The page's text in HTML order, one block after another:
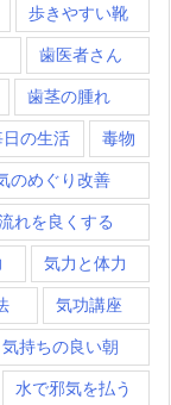
歩きやすい靴
歯医者さん
歯茎の腫れ
日の生活 毒物
のめぐり改善
れを良くする
気力と体力
気功講座
気持ちの良い朝
水で邪気を払う